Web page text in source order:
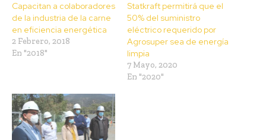
Capacitan a colaboradores
de la industria de la carne
en eficiencia energética
2 Febrero, 2018
En "2018"
Statkraft permitirá que el
50% del suministro
eléctrico requerido por
Agrosuper sea de energía
limpia
7 Mayo, 2020
En "2020"